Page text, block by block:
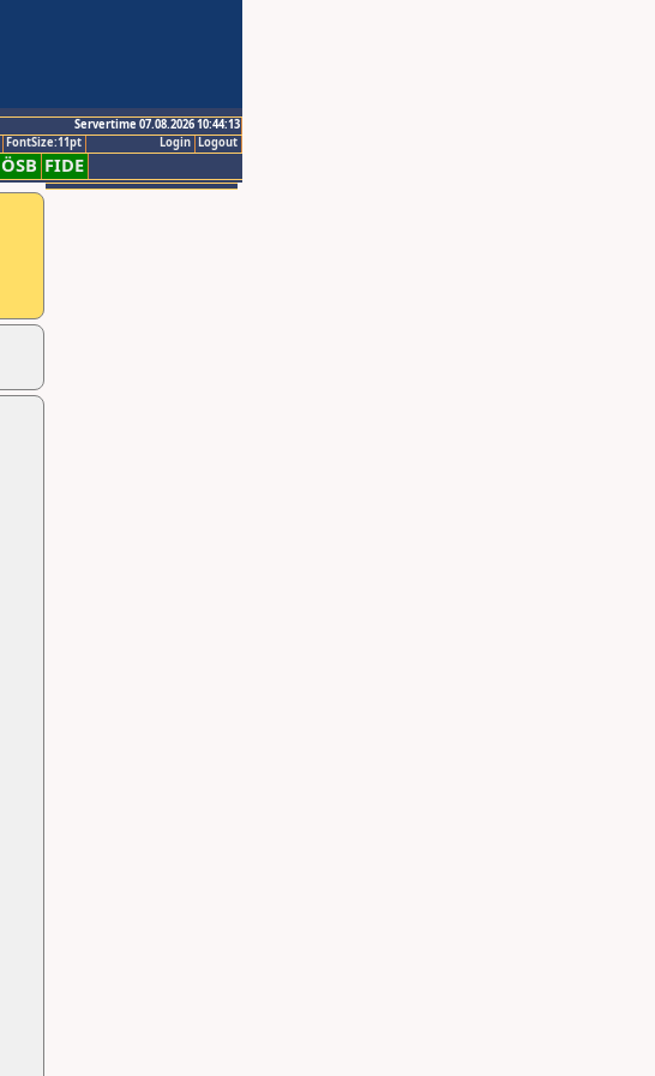
Servertime 07.08.2026 10:44:13
Logout
Login
FontSize:11pt
ÖSB FIDE